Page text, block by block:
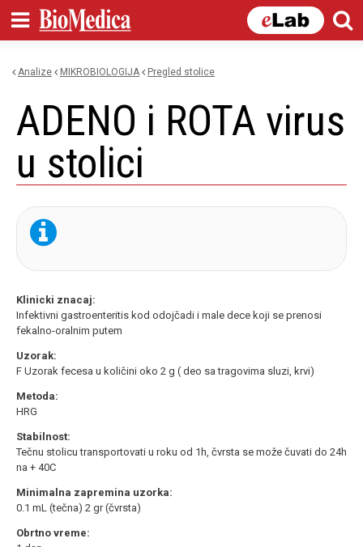
content
Analize MIKROBIOLOGIJA pregled stolice
ADENO i ROTA virus
u stolici
Klinicki znacaj:
Infektivni gastroenteritis kod odojčadi i male dece koji se prenosi
fekalno-oralnim putem
Uzorak:
F Uzorak fecesa u količini oko 2 g ( deo sa tragovima sluzi, krvi)
Metoda:
HRG
Stabilnost:
Tečnu stolicu transportovati u roku od 1h, čvrsta se može čuvati do 24h
na + 40C
Minimalna zapremina uzorka:
0.1 mL (tečna) 2 gr (čvrsta)
Obrtno vreme: